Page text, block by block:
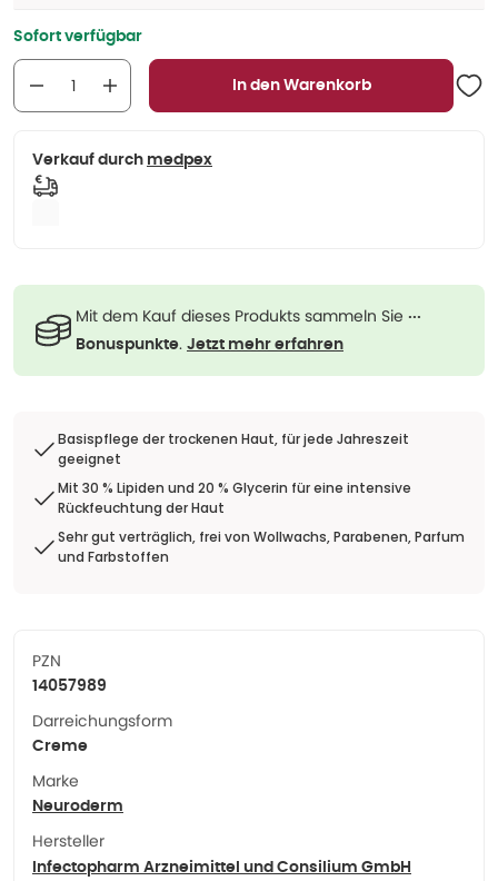
Sofort verfügbar
In den Warenkorb
Verkauf durch medpex
Mit dem Kauf dieses Produkts sammeln Sie ···
Bonuspunkte. Jetzt mehr erfahren
Basispflege der trockenen Haut, für jede Jahreszeit
geeignet
Mit 30 % Lipiden und 20 % Glycerin für eine intensive
Rückfeuchtung der Haut
Sehr gut verträglich, frei von Wollwachs, Parabenen, Parfum
und Farbstoffen
PZN
14057989
Darreichungsform
Creme
Marke
Neuroderm
Hersteller
Infectopharm Arzneimittel und Consilium GmbH